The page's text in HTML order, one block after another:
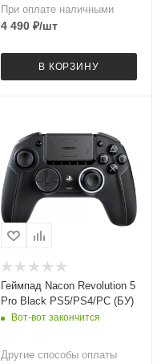
При оплате наличными
4 490₽/шт
В КОРЗИНУ
Геймпад Nacon Revolution 5
Pro Black PS5/PS4/PC (БУ)
Вот-вот закончится
Другие способы оплаты